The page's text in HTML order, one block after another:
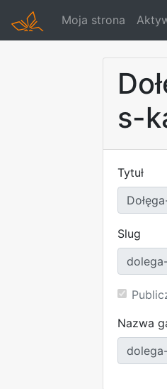
Moja strona
s-
Tytuł
Slug
Nazwa